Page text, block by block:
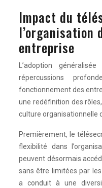
Impact du
l’organisation
entreprise
L’adoption
répercussions
fonctionnement des
une redéfinition des
culture organisationnelle
Premièrement, le
flexibilité dans
peuvent désormais
sans être limitées par
a conduit à une